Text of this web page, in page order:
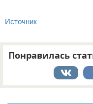
Источник
Понравилась